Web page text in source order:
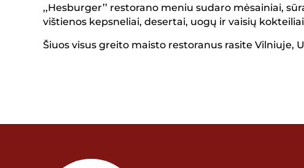
,,Hesburger’’ restorano meniu sudaro mėsainiai,
vištienos kepsneliai, desertai, uogų ir vaisių
Šiuos visus greito maisto restoranus rasite Vilniuje,